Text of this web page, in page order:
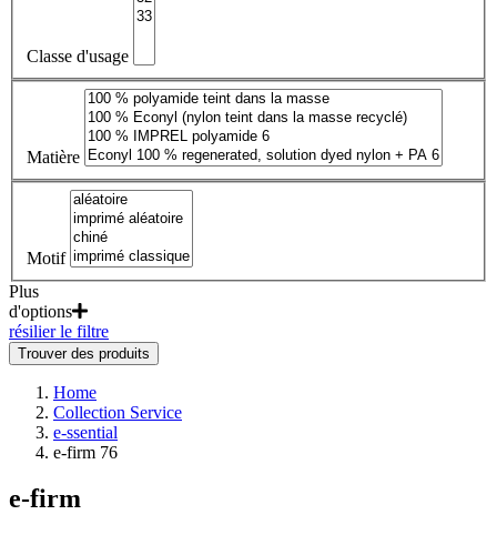
Classe d'usage
Matière
Motif
Plus
d'options
résilier le filtre
Trouver des produits
Home
Collection Service
e-ssential
e-firm 76
e-firm